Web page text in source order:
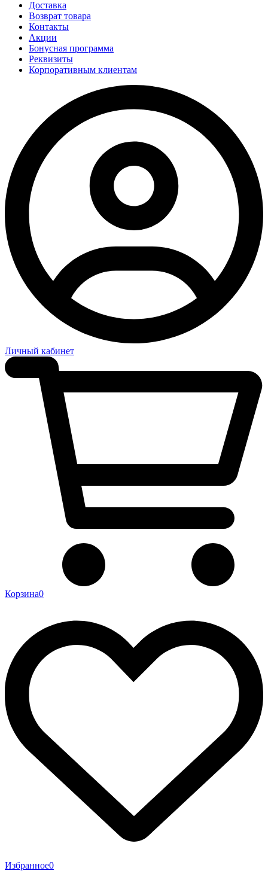
Доставка
Возврат товара
Контакты
Акции
Бонусная программа
Реквизиты
Корпоративным клиентам
Личный кабинет
Корзина0
Избранное0